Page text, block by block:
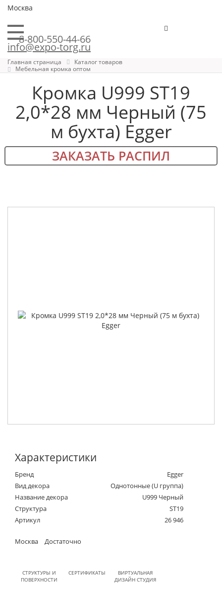
Москва
8-800-550-44-66
info@expo-torg.ru
Главная страница
Каталог товаров
Мебельная кромка оптом
Кромка U999 ST19
2,0*28 мм Черный (75
м бухта) Egger
ЗАКАЗАТЬ РАСПИЛ
Характеристики
Бренд
Egger
Вид декора
Однотонные (U группа)
Название декора
U999 Черный
Структура
ST19
Артикул
26 946
Москва Достаточно
СТРУКТУРЫ И
ПОВЕРХНОСТИ
СЕРТИФИКАТЫ
ВИРТУАЛЬНАЯ
ДИЗАЙН СТУДИЯ